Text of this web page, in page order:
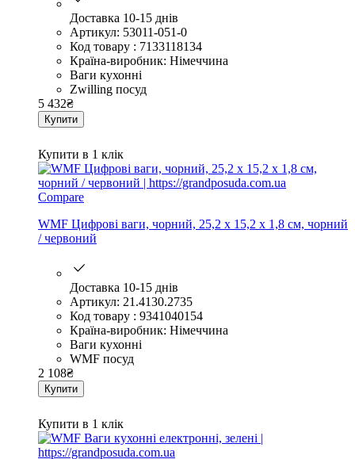
Доставка 10-15 днів
Артикул: 53011-051-0
Код товару : 7133118134
Країна-виробник: Німеччина
Ваги кухонні
Zwilling посуд
5 432₴
Купити
Купити в 1 клік
Compare
WMF Цифрові ваги, чорний, 25,2 х 15,2 х 1,8 см, чорний
/ червоний
Доставка 10-15 днів
Артикул: 21.4130.2735
Код товару : 9341040154
Країна-виробник: Німеччина
Ваги кухонні
WMF посуд
2 108₴
Купити
Купити в 1 клік